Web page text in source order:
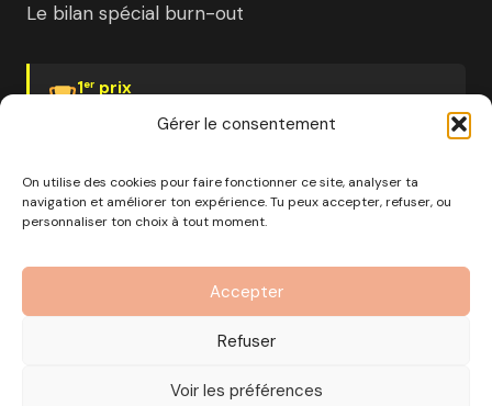
Gérer le consentement
On utilise des cookies pour faire fonctionner ce site, analyser ta
navigation et améliorer ton expérience. Tu peux accepter, refuser, ou
personnaliser ton choix à tout moment.
Accepter
Refuser
Voir les préférences
Le bilan spécial burn-out
1er prix
capital de 1000€ · RCS Marseille · SIRET
890 976 699 00037
OF n°93 13 18812 13 — Enregistré auprès du préfet de la
région Provence-Alpes-Côte d'Azur
Mentions LégalesPolitique de confidentialité